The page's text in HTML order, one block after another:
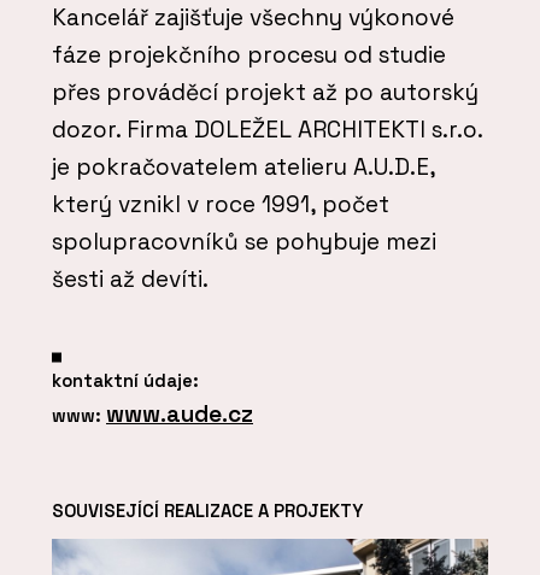
Kancelář zajišťuje všechny výkonové
fáze projekčního procesu od studie
přes prováděcí projekt až po autorský
dozor. Firma DOLEŽEL ARCHITEKTI s.r.o.
je pokračovatelem atelieru A.U.D.E,
který vznikl v roce 1991, počet
spolupracovníků se pohybuje mezi
šesti až devíti.
kontaktní údaje:
www: www.aude.cz
SOUVISEJÍCÍ REALIZACE A PROJEKTY